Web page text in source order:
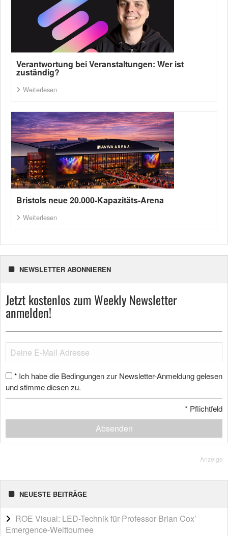
Verantwortung bei Veranstaltungen: Wer ist
zuständig?
Weiterlesen
Bristols neue 20.000-Kapazitäts-Arena
Weiterlesen
NEWSLETTER ABONNIEREN
Jetzt kostenlos zum Weekly Newsletter
anmelden!
* Ich habe die Bedingungen zur Newsletter-Anmeldung gelesen
und stimme diesen zu.
* Pflichtfeld
Absenden
Anzeige
NEUESTE BEITRÄGE
ROE Visual: LED-Technik für Professor Brian Cox’
Emergence-Welttournee